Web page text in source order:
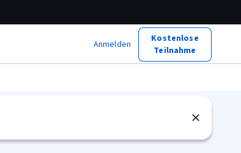
Anmelden
Kostenlose
Teilnahme